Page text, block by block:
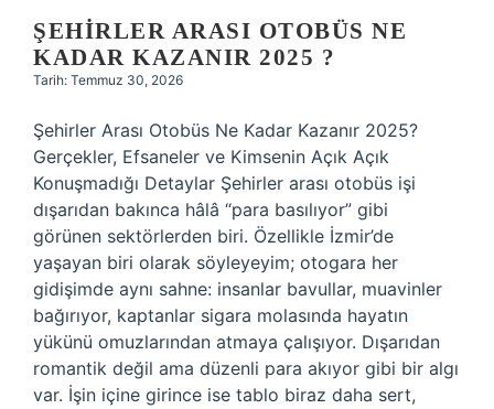
ŞEHIRLER ARASI OTOBÜS NE
KADAR KAZANIR 2025 ?
Tarih: Temmuz 30, 2026
Şehirler Arası Otobüs Ne Kadar Kazanır 2025?
Gerçekler, Efsaneler ve Kimsenin Açık Açık
Konuşmadığı Detaylar Şehirler arası otobüs işi
dışarıdan bakınca hâlâ “para basılıyor” gibi
görünen sektörlerden biri. Özellikle İzmir’de
yaşayan biri olarak söyleyeyim; otogara her
gidişimde aynı sahne: insanlar bavullar, muavinler
bağırıyor, kaptanlar sigara molasında hayatın
yükünü omuzlarından atmaya çalışıyor. Dışarıdan
romantik değil ama düzenli para akıyor gibi bir algı
var. İşin içine girince ise tablo biraz daha sert,